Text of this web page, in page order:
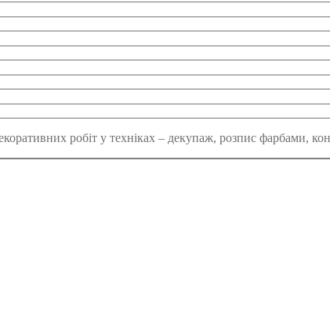
робіт у техніках – декупаж, розпис фарбами,